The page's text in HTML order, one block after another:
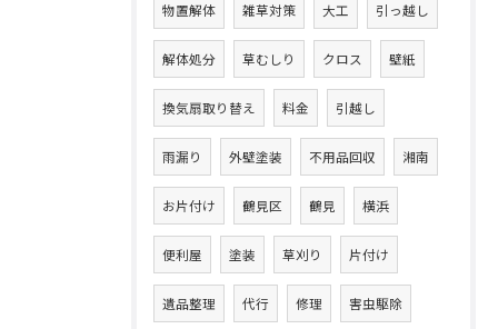
物置解体 雑草対策 大工 引っ越し
解体処分 草むしり クロス 壁紙
換気扇取り替え 料金 引越し
雨漏り 外壁塗装 不用品回収 湘南
お片付け 鶴見区 鶴見 横浜
便利屋 塗装 草刈り 片付け
遺品整理 代行 修理 害虫駆除